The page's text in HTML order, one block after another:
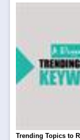
Trending Topics to